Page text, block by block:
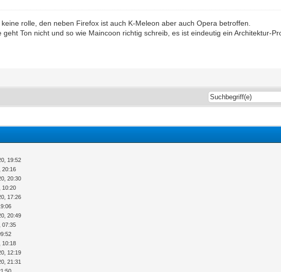
rolle, den neben Firefox ist auch K-Meleon aber auch Opera betroffen.
Ton nicht und so wie Maincoon richtig schreib, es ist eindeutig ein Architektur-
19:52
20:16
20:30
10:20
17:26
20:49
07:35
10:18
12:19
21:31